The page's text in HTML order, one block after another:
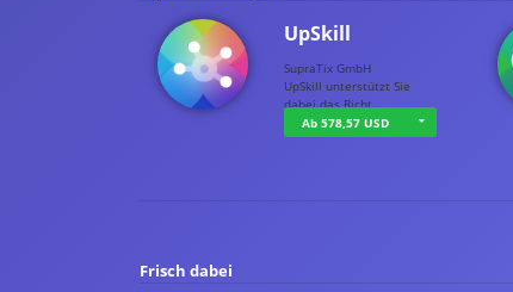
UpSkill
SupraTix GmbH
UpSkill unterstützt Sie
dabei das Richt…
Ab 578,57 USD
Frisch dabei